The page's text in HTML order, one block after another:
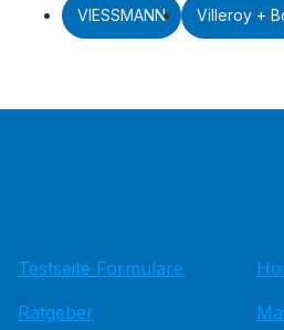
VIESSMANN Villeroy +
Testseite Formulare
Ratgeber